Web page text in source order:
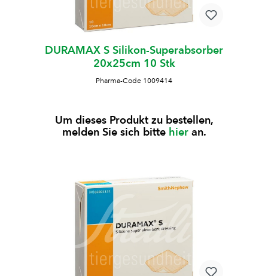
DURAMAX S Silikon-Superabsorber
20x25cm 10 Stk
Pharma-Code 1009414
Um dieses Produkt zu bestellen,
melden Sie sich bitte hieran.